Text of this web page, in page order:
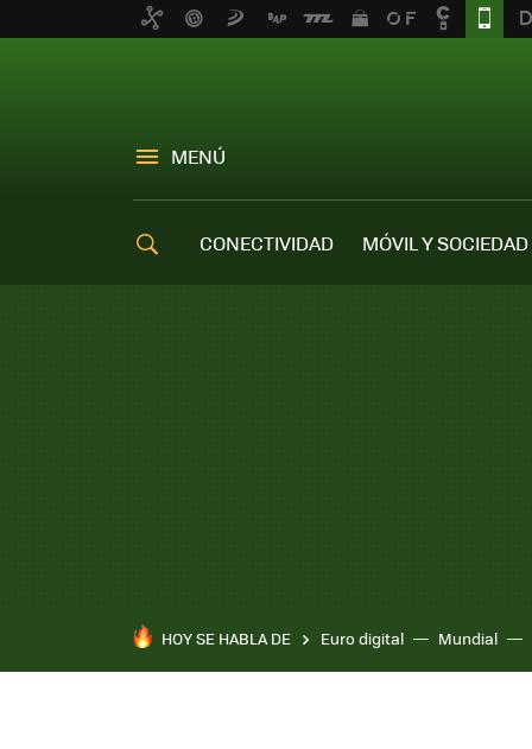
MENÚ
CONECTIVIDAD MÓVIL Y SOCIEDAD
HOY SE HABLA DE Euro digital Mundial